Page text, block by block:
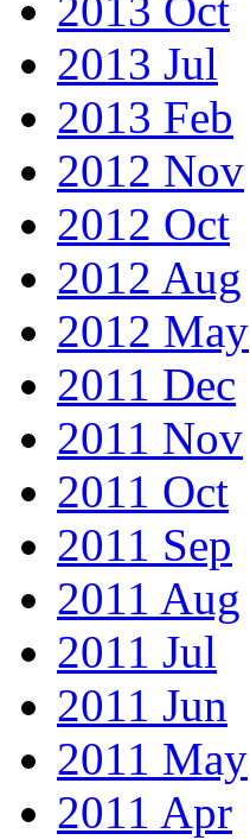
2013 Oct
2013 Jul
2013 Feb
2012 Nov
2012 Oct
2012 Aug
2012 May
2011 Dec
2011 Nov
2011 Oct
2011 Sep
2011 Aug
2011 Jul
2011 Jun
2011 May
2011 Apr